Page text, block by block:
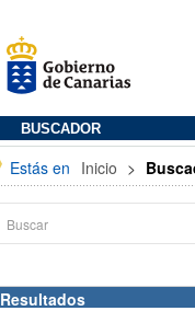
BUSCADOR
Estás en Inicio >
Resultados